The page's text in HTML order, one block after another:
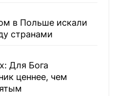
в Польше искали
странами
Для Бога
ценнее, чем